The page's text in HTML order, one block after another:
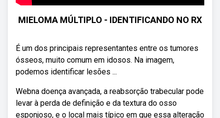
MIELOMA MÚLTIPLO - IDENTIFICANDO NO RX
É um dos principais representantes entre os tumores
ósseos, muito comum em idosos. Na imagem,
podemos identificar lesões ...
Webna doença avançada, a reabsorção trabecular pode
levar à perda de definição e da textura do osso
esponjoso, e o local mais típico em que essa alteração